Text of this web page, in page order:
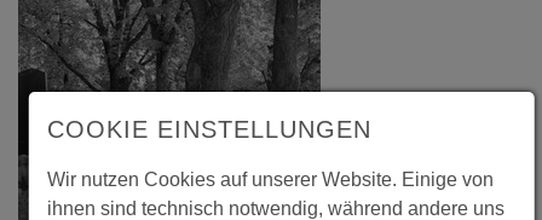
COOKIE EINSTELLUNGEN
Wir nutzen Cookies auf unserer Website. Einige von
ihnen sind technisch notwendig, während andere uns